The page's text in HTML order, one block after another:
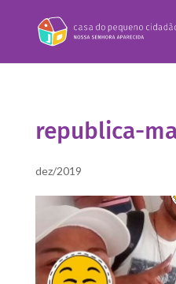
republica-
dez/2019